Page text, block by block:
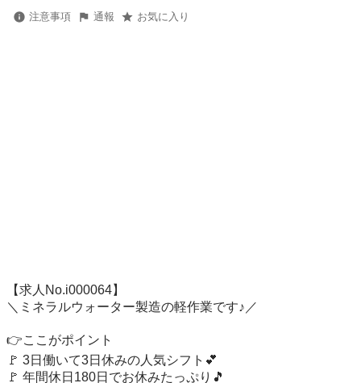
注意事項 通報 お気に入り
【求人No.i000064】
＼ミネラルウォーター製造の軽作業です♪／
👉ここがポイント
🚩 3日働いて3日休みの人気シフト💕
🚩 年間休日180日でお休みたっぷり🎵